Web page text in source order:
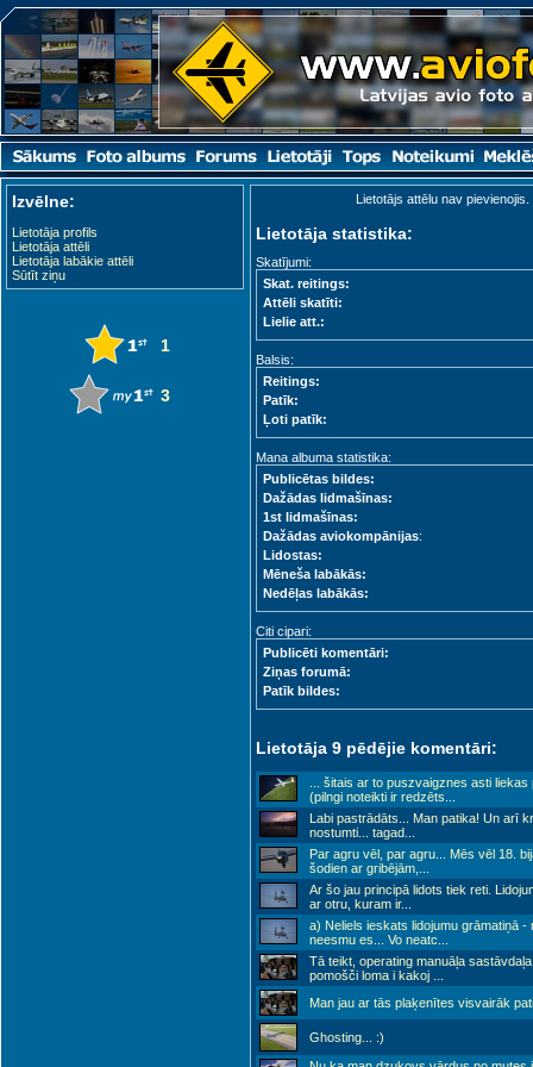
Izvēlne:
Lietotāja profils
Lietotāja attēli
Lietotāja labākie attēli
Sūtīt ziņu
1
3
Lietotājs attēlu nav pievienojis.
Lietotāja statistika:
Skatījumi:
Skat. reitings:
Attēli skatīti:
Lielie att.:
Balsis:
Reitings:
Patīk:
Ļoti patīk:
Mana albuma statistika:
Publicētas bildes:
Dažādas lidmašīnas:
1st lidmašīnas:
Dažādas aviokompānijas:
Lidostas:
Mēneša labākās:
Nedēļas labākās:
Citi cipari:
Publicēti komentāri:
Ziņas forumā:
Patīk bildes:
Lietotāja 9 pēdējie komentāri:
... šitais ar to puszvaigznes asti
(pilngi noteikti ir redzēts
Labi pastrādāts... Man patika! Un arī
nostumti... tagad
Par agru vēl, par agru... Mēs vēl 18.
šodien ar gribējām,
Ar šo jau principā lidots tiek reti.
ar otru, kuram ir...
a) Neliels ieskats lidojumu grāmatiņā -
neesmu es... Vo neatc
Tā teikt, operating manuāļa
pomošči loma i kakoj
Man jau ar tās plaķenītes visvairāk
Ghosting... :)